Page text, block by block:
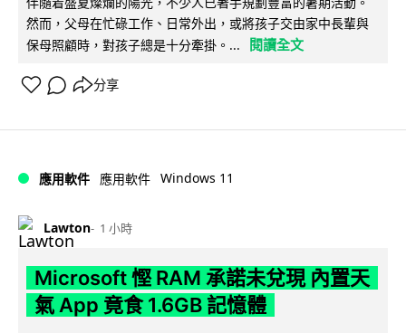
然而，父母在忙碌工作、日常外出，或將孩子交由家中長輩與
保母照顧時，對孩子總是十分牽掛。...
閱讀全文
分享
應用軟件 應用軟件 Windows 11
Lawton 1 小時
Microsoft 慳 RAM 承諾未兌現 內置天
氣 App 竟食 1.6GB 記憶體